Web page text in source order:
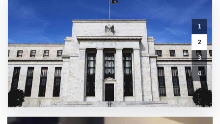
1
2
3
4
Küçük
soruşturması.
Gazeteci
Tahir
Sarıkaya
gözaltına
alındı